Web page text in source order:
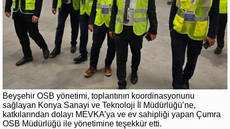
Beyşehir OSB yönetimi, toplantının koordinasyonunu
sağlayan Konya Sanayi ve Teknoloji İl Müdürlüğü’ne,
katkılarından dolayı MEVKA’ya ve ev sahipliği yapan Çumra
OSB Müdürlüğü ile yönetimine teşekkür etti.